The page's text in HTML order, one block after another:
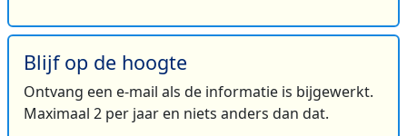
Blijf op de hoogte
Ontvang een e-mail als de informatie is bijgewerkt.
Maximaal 2 per jaar en niets anders dan dat.